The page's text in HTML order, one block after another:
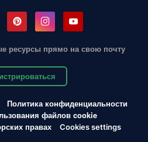
ресурсы прямо на свою почту
Политика конфиденциальности
файлов cookie
правах
Cookies settings